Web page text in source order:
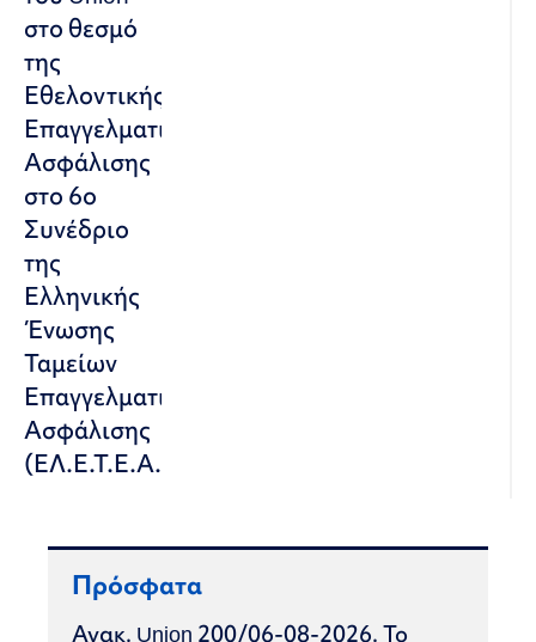
στο θεσμό
της
Εθελοντικής
Επαγγελματικής
Ασφάλισης
στο 6ο
Συνέδριο
της
Ελληνικής
Ένωσης
Ταμείων
Επαγγελματικής
Ασφάλισης
(ΕΛ.Ε.Τ.Ε.Α.)
Πρόσφατα
Ανακ. Union 200/06-08-2026. Το